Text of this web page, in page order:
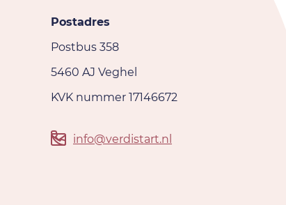
Postadres
Postbus 358
5460 AJ Veghel
KVK nummer 17146672
info@verdistart.nl